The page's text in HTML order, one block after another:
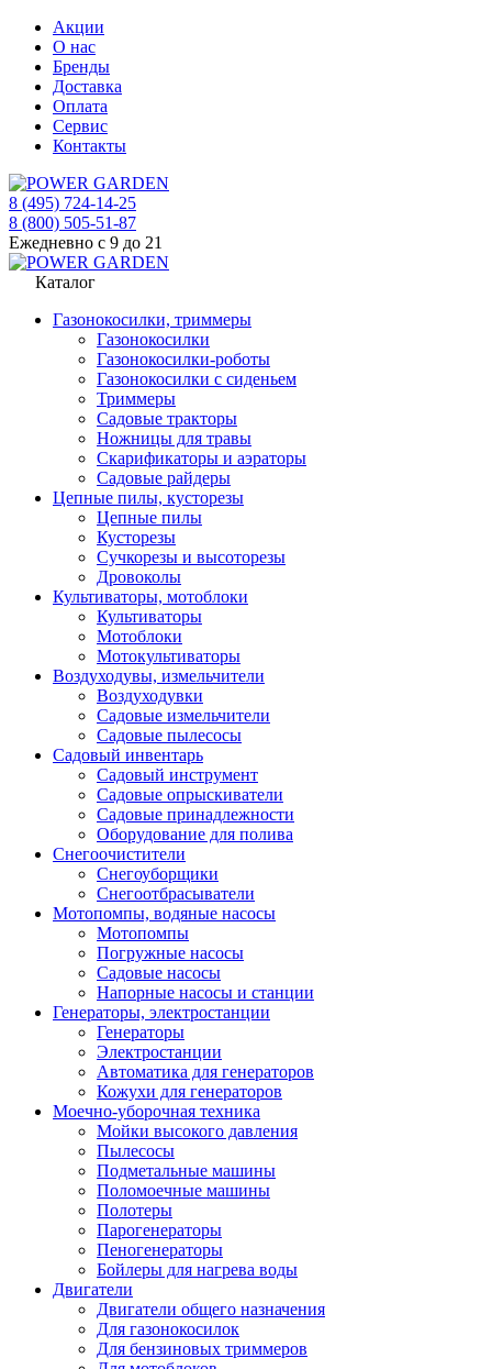
Акции
О нас
Бренды
Доставка
Оплата
Сервис
Контакты
8 (495) 724-14-25
8 (800) 505-51-87
Ежедневно с 9 до 21
Каталог
Газонокосилки, триммеры
Газонокосилки
Газонокосилки-роботы
Газонокосилки с сиденьем
Триммеры
Садовые тракторы
Ножницы для травы
Скарификаторы и аэраторы
Садовые райдеры
Цепные пилы, кусторезы
Цепные пилы
Кусторезы
Сучкорезы и высоторезы
Дровоколы
Культиваторы, мотоблоки
Культиваторы
Мотоблоки
Мотокультиваторы
Воздуходувы, измельчители
Воздуходувки
Садовые измельчители
Садовые пылесосы
Садовый инвентарь
Садовый инструмент
Садовые опрыскиватели
Садовые принадлежности
Оборудование для полива
Снегоочистители
Снегоуборщики
Снегоотбрасыватели
Мотопомпы, водяные насосы
Мотопомпы
Погружные насосы
Садовые насосы
Напорные насосы и станции
Генераторы, электростанции
Генераторы
Электростанции
Автоматика для генераторов
Кожухи для генераторов
Моечно-уборочная техника
Мойки высокого давления
Пылесосы
Подметальные машины
Поломоечные машины
Полотеры
Парогенераторы
Пеногенераторы
Бойлеры для нагрева воды
Двигатели
Двигатели общего назначения
Для газонокосилок
Для бензиновых триммеров